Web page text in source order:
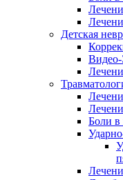
Детская
Боли в